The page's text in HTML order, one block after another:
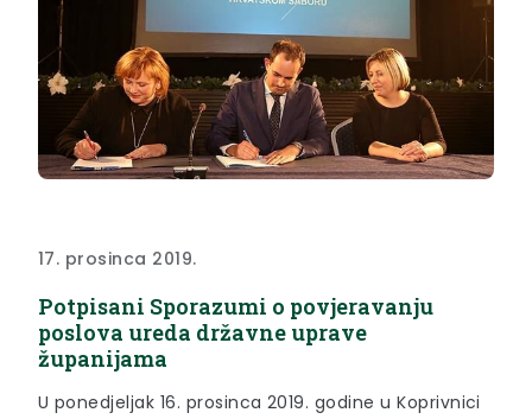
17. prosinca 2019.
Potpisani Sporazumi o povjeravanju
poslova ureda državne uprave
županijama
U ponedjeljak 16. prosinca 2019. godine u Koprivnici